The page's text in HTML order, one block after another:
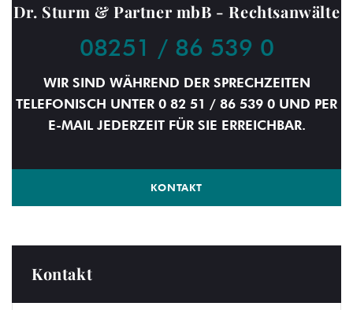
Dr. Sturm & Partner mbB - Rechtsanwälte
08251 / 86 539 0
WIR SIND WÄHREND DER SPRECHZEITEN
TELEFONISCH UNTER 0 82 51 / 86 539 0 UND PER
E-MAIL JEDERZEIT FÜR SIE ERREICHBAR.
KONTAKT
Kontakt